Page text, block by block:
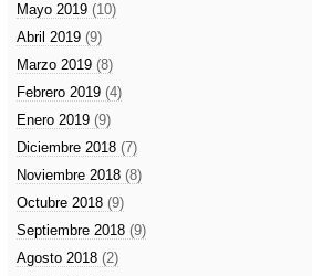
Mayo 2019 (10)
Abril 2019 (9)
Marzo 2019 (8)
Febrero 2019 (4)
Enero 2019 (9)
Diciembre 2018 (7)
Noviembre 2018 (8)
Octubre 2018 (9)
Septiembre 2018 (9)
Agosto 2018 (2)